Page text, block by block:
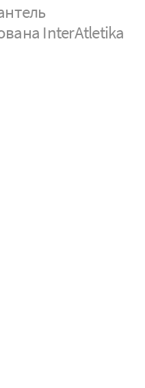
InterAtletika